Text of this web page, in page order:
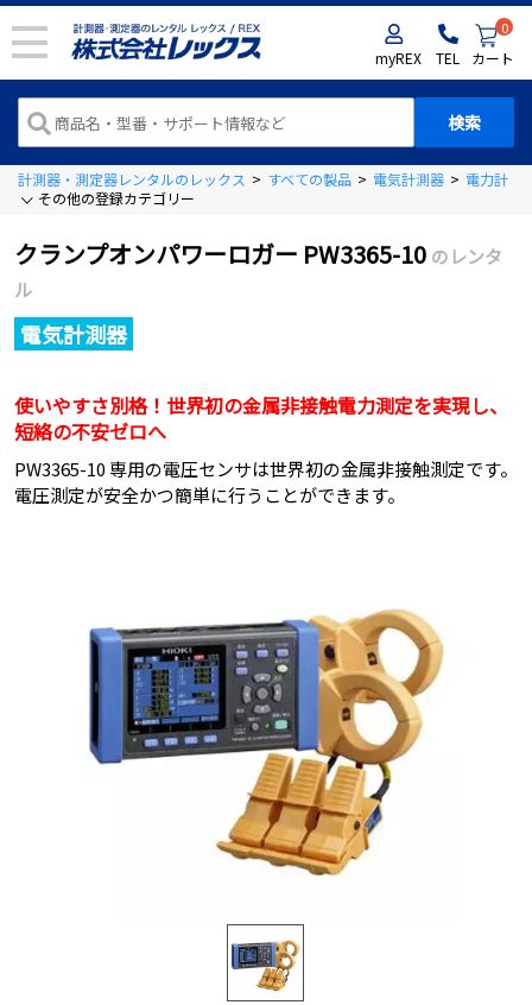
myREX TEL
0
カート
計測器・測定器レンタルのレックス > すべての製品 > 電気計測器 > 電力計
その他の登録カテゴリー
クランプオンパワーロガー PW3365-10 のレンタ
ル
電気計測器
使いやすさ別格！世界初の金属非接触電力測定を実現し、
短絡の不安ゼロへ
PW3365-10 専用の電圧センサは世界初の金属非接触測定です。
電圧測定が安全かつ簡単に行うことができます。